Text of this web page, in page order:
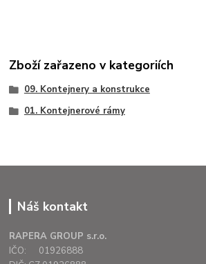
Zboží zařazeno v kategoriích
09. Kontejnery a konstrukce
01. Kontejnerové rámy
Náš kontakt
RAPERA GROUP s.r.o.
IČO: 01926888